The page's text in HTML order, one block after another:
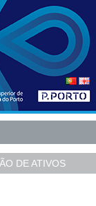
DE ATIVOS